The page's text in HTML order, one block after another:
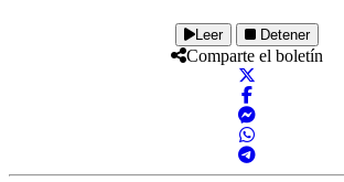
Leer Detener
Comparte el boletín